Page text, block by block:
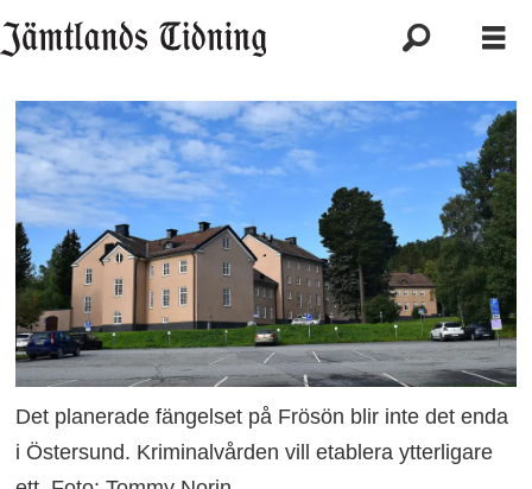
Det planerade fängelset på Frösön blir inte det enda
i Östersund. Kriminalvården vill etablera ytterligare